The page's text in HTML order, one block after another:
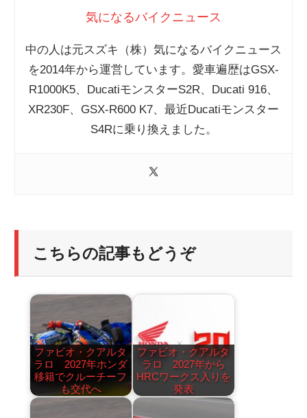
気になるバイクニュース
中の人は元スズキ（株）気になるバイクニュース
を2014年から運営しています。愛車遍歴はGSX-
R1000K5、DucatiモンスターS2R、Ducati 916、
XR230F、GSX-R600 K7、最近Ducatiモンスター
S4Rに乗り換えました。
こちらの記事もどうぞ
ファビオ・クアルタ
ラロ 2027年ホンダ
移籍でクルーチーフ
も交代へ
ファビオ・クアルタ
ラロ 2027年から
HRCワークス入りを
発表